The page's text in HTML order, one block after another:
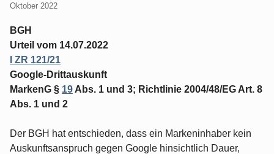
Oktober 2022
BGH
Urteil vom 14.07.2022
I ZR 121/21
Google-Drittauskunft
MarkenG § 19 Abs. 1 und 3; Richtlinie 2004/48/EG Art. 8
Abs. 1 und 2
Der BGH hat entschieden, dass ein Markeninhaber kein
Auskunftsanspruch gegen Google hinsichtlich Dauer,